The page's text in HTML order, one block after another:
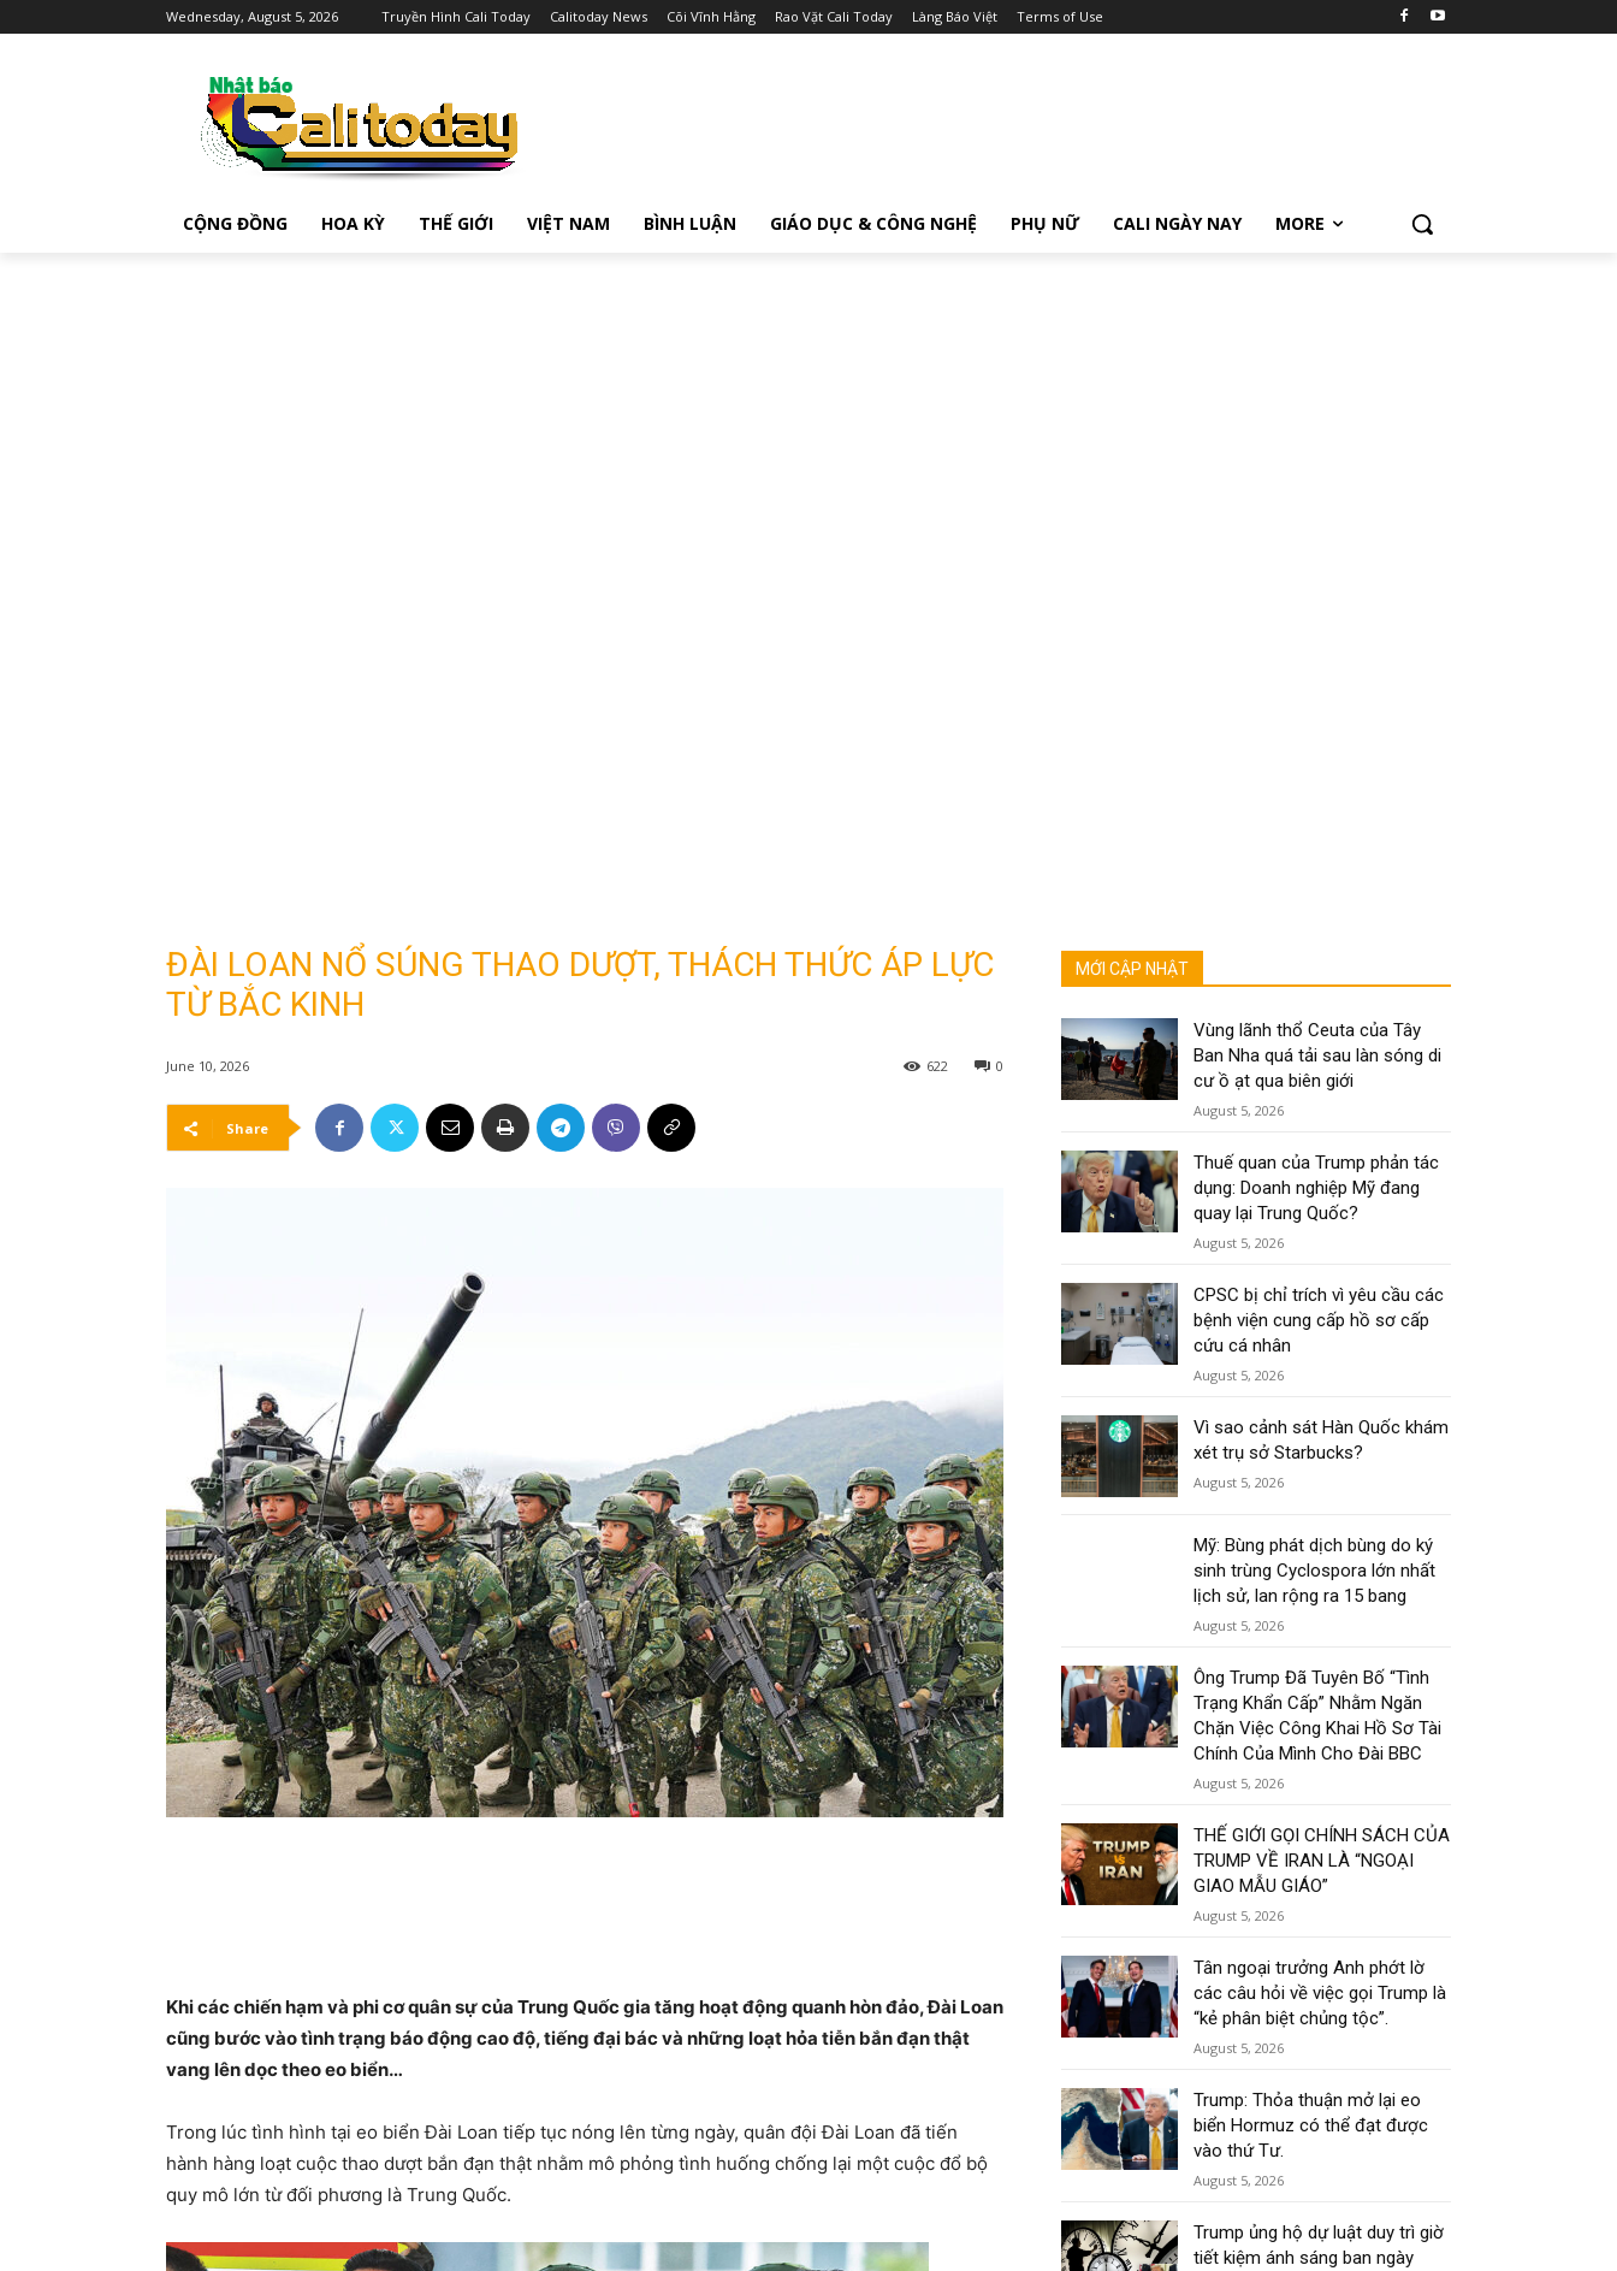
Wednesday, August 5, 2026 Truyền Hình Cali Today Calitoday News Cõi Vĩnh Hằng Rao Vặt Cali Today Làng Báo Việt Terms of Use
CỘNG ĐỒNG HOA KỲ THẾ GIỚI VIỆT NAM BÌNH LUẬN GIÁO DỤC & CÔNG NGHỆ PHỤ NỮ CALI NGÀY NAY MORE
ĐÀI LOAN NỔ SÚNG THAO DƯỢT, THÁCH THỨC ÁP LỰC
TỪ BẮC KINH
June 10, 2026 0
622
Share
Khi các chiến hạm và phi cơ quân sự của Trung Quốc gia tăng hoạt động quanh hòn đảo, Đài Loan
cũng bước vào tình trạng báo động cao độ, tiếng đại bác và những loạt hỏa tiễn bắn đạn thật
vang lên dọc theo eo biển…
Trong lúc tình hình tại eo biển Đài Loan tiếp tục nóng lên từng ngày, quân đội Đài Loan đã tiến
hành hàng loạt cuộc thao dượt bắn đạn thật nhằm mô phỏng tình huống chống lại một cuộc đổ bộ
quy mô lớn từ đối phương là Trung Quốc.
MỚI CẬP NHẬT
Vùng lãnh thổ Ceuta của Tây
Ban Nha quá tải sau làn sóng di
cư ồ ạt qua biên giới
August 5, 2026
Thuế quan của Trump phản tác
dụng: Doanh nghiệp Mỹ đang
quay lại Trung Quốc?
August 5, 2026
CPSC bị chỉ trích vì yêu cầu các
bệnh viện cung cấp hồ sơ cấp
cứu cá nhân
August 5, 2026
Vì sao cảnh sát Hàn Quốc khám
xét trụ sở Starbucks?
August 5, 2026
Mỹ: Bùng phát dịch bùng do ký
sinh trùng Cyclospora lớn nhất
lịch sử, lan rộng ra 15 bang
August 5, 2026
Ông Trump Đã Tuyên Bố “Tình
Trạng Khẩn Cấp” Nhằm Ngăn
Chặn Việc Công Khai Hồ Sơ Tài
Chính Của Mình Cho Đài BBC
August 5, 2026
THẾ GIỚI GỌI CHÍNH SÁCH CỦA
TRUMP VỀ IRAN LÀ “NGOẠI
GIAO MẪU GIÁO”
August 5, 2026
Tân ngoại trưởng Anh phớt lờ
các câu hỏi về việc gọi Trump là
“kẻ phân biệt chủng tộc”.
August 5, 2026
Trump: Thỏa thuận mở lại eo
biển Hormuz có thể đạt được
vào thứ Tư.
August 5, 2026
Trump ủng hộ dự luật duy trì giờ
tiết kiệm ánh sáng ban ngày